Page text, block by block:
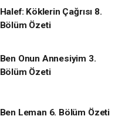
Halef: Köklerin Çağrısı 8.
Bölüm Özeti
Ben Onun Annesiyim 3.
Bölüm Özeti
Ben Leman 6. Bölüm Özeti